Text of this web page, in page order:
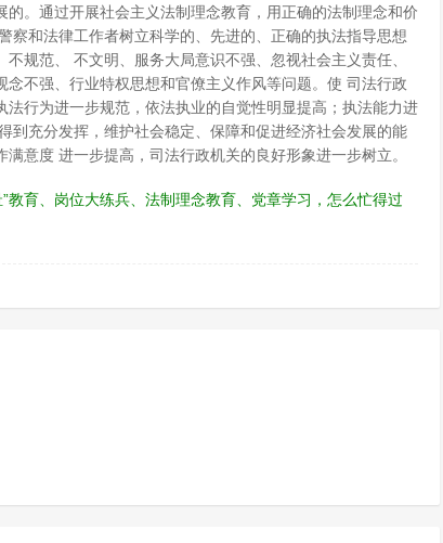
。通过开展社会主义法制理念教育，用正确的法制理念和价
察和法律工作者树立科学的、先进的、正确的执法指导思想
规范、 不文明、服务大局意识不强、忽视社会主义责任、
不强、行业特权思想和官僚主义作风等问题。使 司法行政
行为进一步规范，依法执业的自觉性明显提高；执法能力进
到充分发挥，维护社会稳定、保障和促进经济社会发展的能
意度 进一步提高，司法行政机关的良好形象进一步树立。
教育、岗位大练兵、法制理念教育、党章学习，怎么忙得过